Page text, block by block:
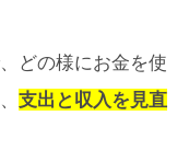
どの様にお金を使
支出と収入を見直